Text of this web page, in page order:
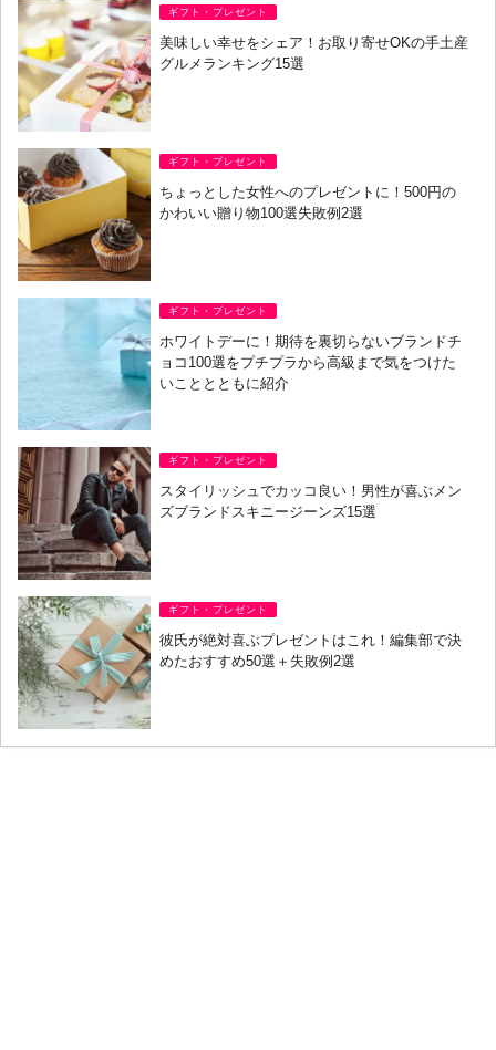
ギフト・プレゼント
美味しい幸せをシェア！お取り寄せOKの手土産
グルメランキング15選
ギフト・プレゼント
ちょっとした女性へのプレゼントに！500円の
かわいい贈り物100選失敗例2選
ギフト・プレゼント
ホワイトデーに！期待を裏切らないブランドチ
ョコ100選をプチプラから高級まで気をつけた
いこととともに紹介
ギフト・プレゼント
スタイリッシュでカッコ良い！男性が喜ぶメン
ズブランドスキニージーンズ15選
ギフト・プレゼント
彼氏が絶対喜ぶプレゼントはこれ！編集部で決
めたおすすめ50選＋失敗例2選